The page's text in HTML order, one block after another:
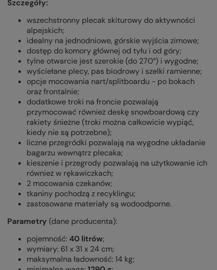
Szczegóły:
wszechstronny plecak skiturowy do aktywności
alpejskich;
idealny na jednodniowe, górskie wyjścia zimowe;
dostęp do komory głównej od tyłu i od góry;
tylne otwarcie jest szerokie (do 270°) i wygodne;
wyściełane plecy, pas biodrowy i szelki ramienne;
opcje mocowania nart/splitboardu - po bokach
oraz frontalnie;
dodatkowe troki na froncie pozwalają
przymocować również deskę snowboardową czy
rakiety śnieżne (troki można całkowicie wypiąć,
kiedy nie są potrzebne);
liczne przegródki pozwalają na wygodne układanie
bagarzu wewnątrz plecaka;
kieszenie i przegrody pozwalają na użytkowanie ich
również w rękawiczkach;
2 mocowania czekanów;
tkaniny pochodzą z recyklingu;
zastosowane materiały są wodoodporne.
Parametry (dane producenta):
pojemność:40 litrów;
wymiary: 61 x 31 x 24 cm;
maksymalna ładowność: 14 kg;